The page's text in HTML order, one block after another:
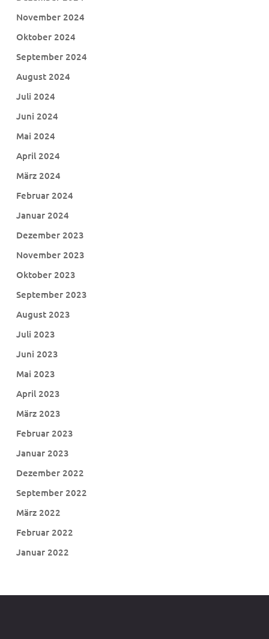
November 2024
Oktober 2024
September 2024
August 2024
Juli 2024
Juni 2024
Mai 2024
April 2024
März 2024
Februar 2024
Januar 2024
Dezember 2023
November 2023
Oktober 2023
September 2023
August 2023
Juli 2023
Juni 2023
Mai 2023
April 2023
März 2023
Februar 2023
Januar 2023
Dezember 2022
September 2022
März 2022
Februar 2022
Januar 2022